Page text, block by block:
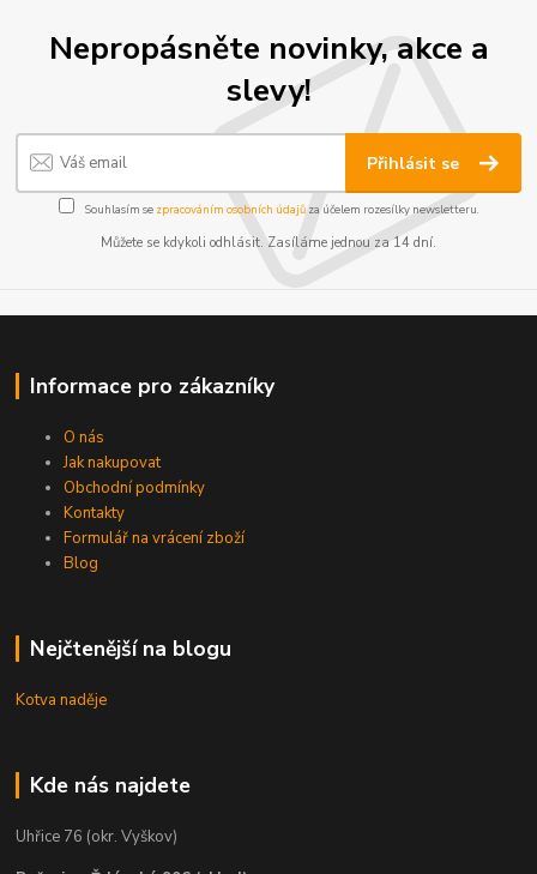
Nepropásněte novinky, akce a
slevy!
Přihlásit se
Souhlasím se zpracováním osobních údajůza účelem rozesílky newsletteru.
Můžete se kdykoli odhlásit. Zasíláme jednou za 14 dní.
Informace pro zákazníky
O nás
Jak nakupovat
Obchodní podmínky
Kontakty
Formulář na vrácení zboží
Blog
Nejčtenější na blogu
Kotva naděje
Kde nás najdete
Uhřice 76 (okr. Vyškov)